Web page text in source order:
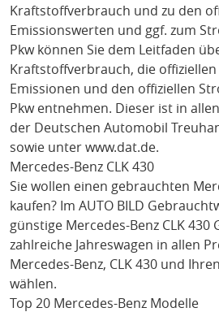
Kraftstoffverbrauch und zu den
Emissionswerten und ggf. zum
Pkw können Sie dem Leitfaden
Kraftstoffverbrauch, die offiziellen
Emissionen und den offiziellen
Pkw entnehmen. Dieser ist in
der Deutschen Automobil
sowie unter www.dat.de.
Mercedes-Benz CLK 430
Sie wollen einen gebrauchten
kaufen? Im AUTO BILD
günstige Mercedes-Benz CLK 430
zahlreiche Jahreswagen in allen
Mercedes-Benz, CLK 430 und
wählen.
Top 20 Mercedes-Benz Modelle